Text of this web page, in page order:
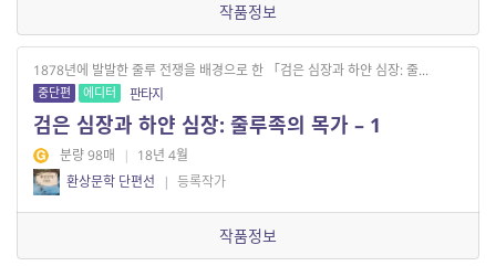
작품정보
1878년에 발발한 줄루 전쟁을 배경으로 한 「검은 심장과 하얀 심장: 줄...
중단편 에디터 판타지
검은 심장과 하얀 심장: 줄루족의 목가 – 1
분량 98매 | 18년 4월
환상문학 단편선
| 등록작가
작품정보